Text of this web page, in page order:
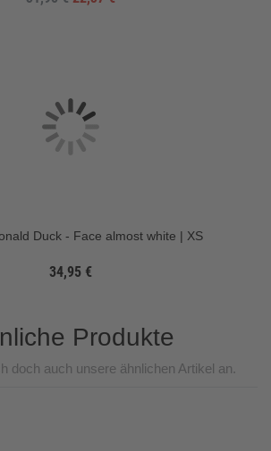
Duck - Face almost white | XS
34,95 €
Produkte
doch auch unsere ähnlichen Artikel an.